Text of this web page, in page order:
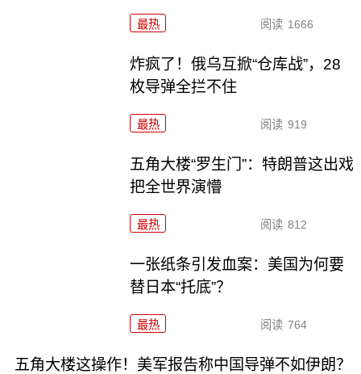
最热 阅读 1666
炸疯了！俄乌互掀“仓库战”，28
枚导弹全拦不住
最热 阅读 919
五角大楼“罗生门”：特朗普这出戏
把全世界演懵
最热 阅读 812
一张纸条引发血案：美国为何要
替日本“托底”？
最热 阅读 764
五角大楼这操作！美军报告称中国导弹不如伊朗？